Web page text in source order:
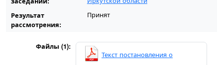
Результат
рассмотрения:
Принят
Файлы (1):
Текст постановления о